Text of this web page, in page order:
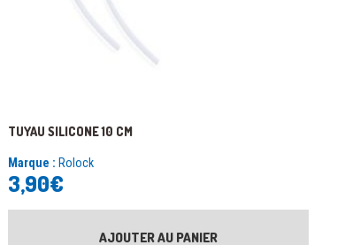
TUYAU SILICONE 10 CM
Marque : Rolock
3,90€
AJOUTER AU PANIER